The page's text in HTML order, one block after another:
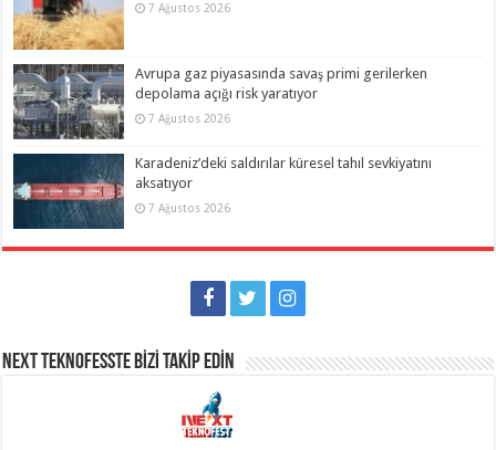
7 Ağustos 2026
Avrupa gaz piyasasında savaş primi gerilerken
depolama açığı risk yaratıyor
7 Ağustos 2026
Karadeniz’deki saldırılar küresel tahıl sevkiyatını
aksatıyor
7 Ağustos 2026
NEXT TEKNOFESSTE BİZİ TAKİP EDİN